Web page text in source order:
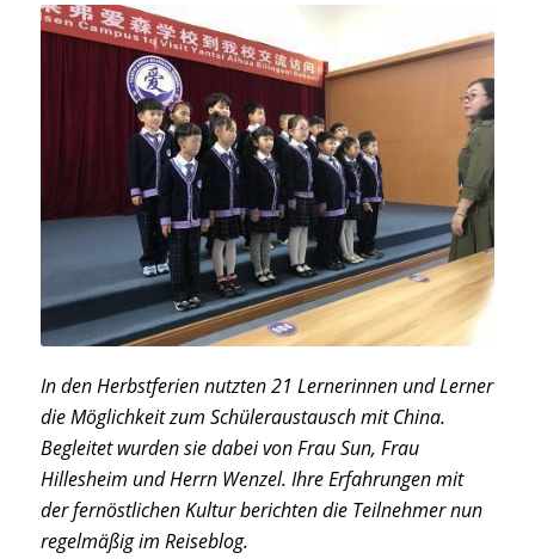
In den Herbstferien nutzten 21 Lernerinnen und Lerner
die Möglichkeit zum Schüleraustausch mit China.
Begleitet wurden sie dabei von Frau Sun, Frau
Hillesheim und Herrn Wenzel. Ihre Erfahrungen mit
der fernöstlichen Kultur berichten die Teilnehmer nun
regelmäßig im Reiseblog.